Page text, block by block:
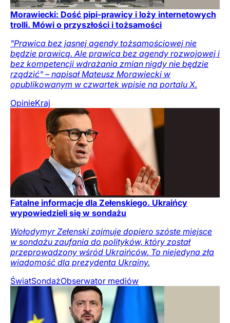
Morawiecki: Dość pipi-prawicy i loży internetowych
trolli. Mówi o przyszłości i tożsamości
"Prawica bez jasnej agendy tożsamościowej nie
będzie prawicą. Ale prawica bez agendy rozwojowej i
bez kompetencji wdrażania zmian nigdy nie będzie
rządzić" – napisał Mateusz Morawiecki w
opublikowanym w czwartek wpisie na portalu X.
OpinieKraj
Fatalne informacje dla Zełenskiego. Ukraińcy
wypowiedzieli się w sondażu
Wołodymyr Zełenski zajmuje dopiero szóste miejsce
w sondażu zaufania do polityków, który został
przeprowadzony wśród Ukraińców. To niejedyna zła
wiadomość dla prezydenta Ukrainy.
ŚwiatSondażObserwator mediów